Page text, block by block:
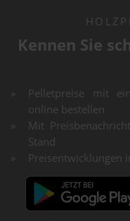
Kennen Sie
Pelletpreise mit
online bestellen
Mit
Stand
Preisentwicklungen